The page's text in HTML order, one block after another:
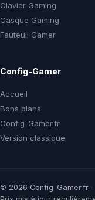
Clavier Gaming
Casque Gaming
Fauteuil Gamer
Config-Gamer
Accueil
Bons plans
Config-Gamer.fr
Version classique
© 2026 Config-Gamer.fr